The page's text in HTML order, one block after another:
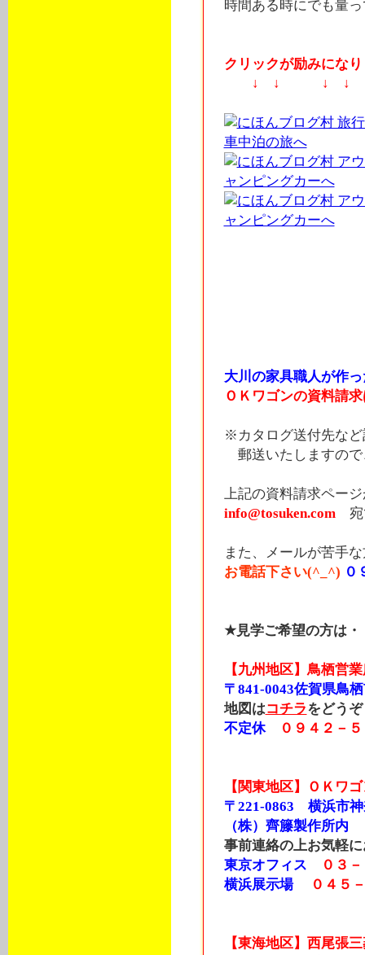
時間ある時にでも量
クリックが励みにな
↓ ↓ ↓
大川の家具職人が作
ＯＫワゴンの資料請
※カタログ送付先な
郵送いたしますので
上記の資料請求ペー
info@tosuken.com宛
また、メールが苦手
お電話下さい(^_^) ０
★見学ご希望の方は・
【九州地区】鳥栖営
〒841-0043佐賀県鳥
地図はコチラをどうぞ
不定休
０９４２－
【関東地区】ＯＫワ
〒221-0863 横浜市神
（株）齊籐製作所内
事前連絡の上お気軽
東京オフィス
０３
横浜展示場
０４５
【東海地区】西尾張